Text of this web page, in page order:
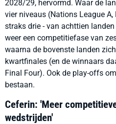
2028/29, hervormd. Waar de
vier niveaus (Nations League A,
straks drie - van achttien
weer een competitiefase van
waarna de bovenste landen
kwartfinales (en de winnaars
Final Four). Ook de play-offs
bestaan.
Ceferin: 'Meer
wedstrijden'